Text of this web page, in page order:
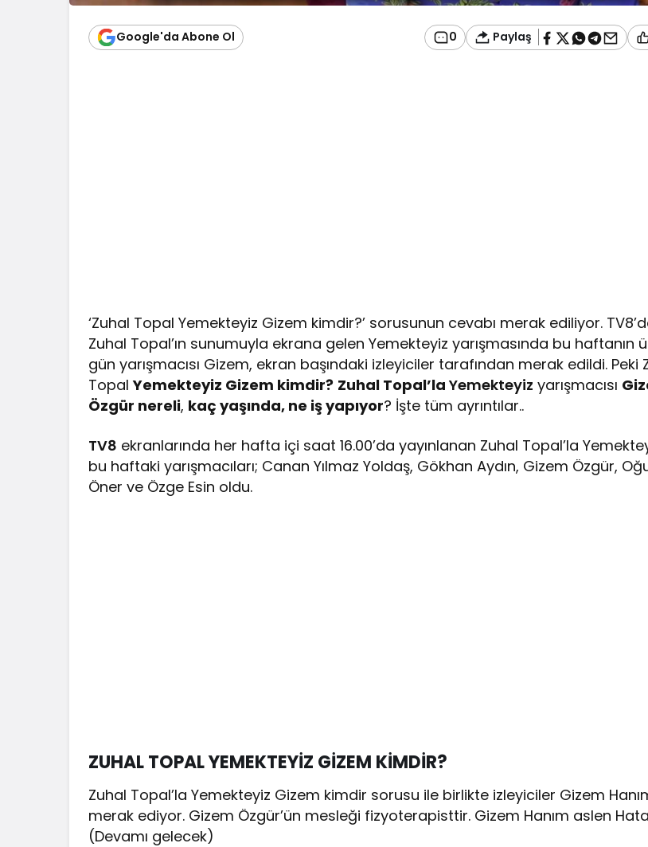
Google'da Abone Ol 0 Paylaş
‘Zuhal Topal Yemekteyiz Gizem kimdir?’ sorusunun cevabı merak ediliyor.
Zuhal Topal’ın sunumuyla ekrana gelen Yemekteyiz yarışmasında bu haftanın
gün yarışmacısı Gizem, ekran başındaki izleyiciler tarafından merak edildi. Peki
TopalYemekteyiz Gizem kimdir? Zuhal Topal’la Yemekteyiz yarışmacısı
Özgür nereli, kaç yaşında, ne iş yapıyor? İşte tüm ayrıntılar..
TV8 ekranlarında her hafta içi saat 16.00’da yayınlanan Zuhal Topal’la
bu haftaki yarışmacıları; Canan Yılmaz Yoldaş, Gökhan Aydın, Gizem Özgür,
Öner ve Özge Esin oldu.
ZUHAL TOPAL YEMEKTEYİZ GİZEM KİMDİR?
Zuhal Topal’la Yemekteyiz Gizem kimdir sorusu ile birlikte izleyiciler Gizem
merak ediyor. Gizem Özgür’ün mesleği fizyoterapisttir. Gizem Hanım aslen
(Devamı gelecek)